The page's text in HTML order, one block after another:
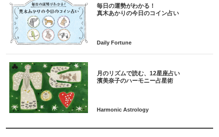
毎日の運勢がわかる！
月のリズムで読む、12星座占い